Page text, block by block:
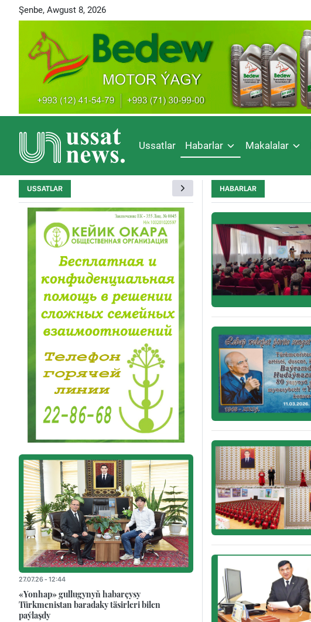
Şenbe, Awgust 8, 2026
Ussatlar Habarlar Makalalar
HABARLAR
USSATLAR
27.07.26 - 12:44
«Yonhap» gullugynyň habarçysy
Türkmenistan baradaky täsirleri bilen
paýlaşdy